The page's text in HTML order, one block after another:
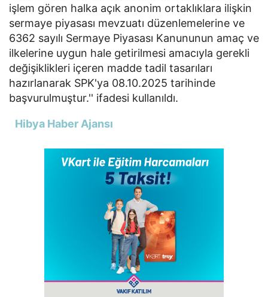
işlem gören halka açık anonim ortaklıklara ilişkin
sermaye piyasası mevzuatı düzenlemelerine ve
6362 sayılı Sermaye Piyasası Kanununun amaç ve
ilkelerine uygun hale getirilmesi amacıyla gerekli
değişiklikleri içeren madde tadil tasarıları
hazırlanarak SPK'ya 08.10.2025 tarihinde
başvurulmuştur.'' ifadesi kullanıldı.
Hibya Haber Ajansı